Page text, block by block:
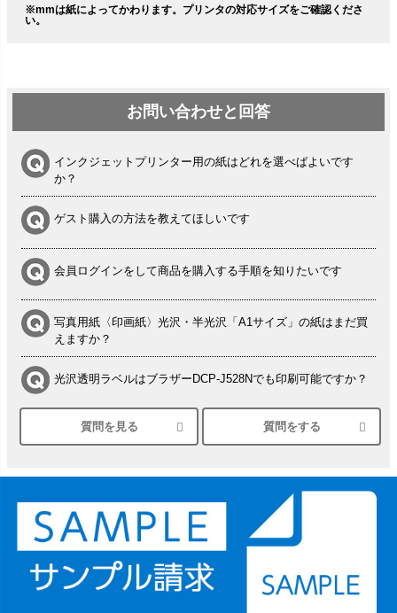
※mmは紙によってかわります。プリンタの対応サイズをご確認くださ
い。
お問い合わせと回答
インクジェットプリンター用の紙はどれを選べばよいです
か？
ゲスト購入の方法を教えてほしいです
会員ログインをして商品を購入する手順を知りたいです
写真用紙〈印画紙〉光沢・半光沢「A1サイズ」の紙はまだ買
えますか？
光沢透明ラベルはブラザーDCP-J528Nでも印刷可能ですか？
シルバーペーパーにEPSON EP-30VAで印刷するときの設定
は？
ーSC-P8050に対応してますか
塩ビのロール紙で離型紙が透明の商品はありますか
つや消し半透明ラベルのロールタイプはありますか？
質問を見る 質問をする